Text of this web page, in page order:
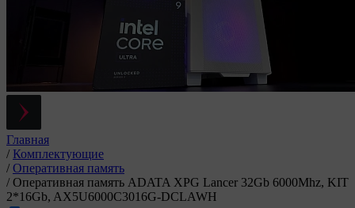
Главная
/ Комплектующие
/ Оперативная память
/ Оперативная память ADATA XPG Lancer 32Gb 6000Mhz, KIT
2*16Gb, AX5U6000C3016G-DCLAWH